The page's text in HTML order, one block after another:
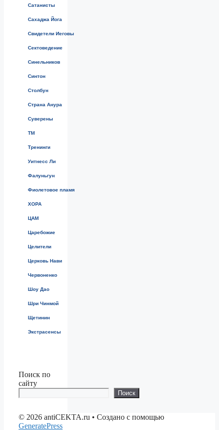
Сатанисты
Сахаджа Йога
Свидетели Иеговы
Сектоведение
Синельников
Синтон
Столбун
Страна Анура
Суверены
ТМ
Тренинги
Уитнесс Ли
Фалуньгун
Фиолетовое пламя
ХОРА
ЦАМ
Царебожие
Целители
Церковь Нави
Червоненко
Шоу Дао
Шри Чинмой
Щетинин
Экстрасенсы
Поиск по
сайту
Поиск
© 2026 antiCEKTA.ru • Создано с помощью
GeneratePress